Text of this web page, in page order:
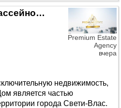
Premium Estate
Agency
вчера
✨ Элитный дом с видом на море и собственным бассейном в «Эко-деревне Венид», Свети-Влас ✨
недвижимость,
является частью
города Свети-Влас.